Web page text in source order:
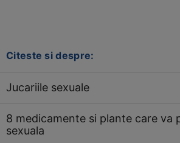
Citeste si despre:
Jucariile sexuale
8 medicamente si plante care va
sexuala